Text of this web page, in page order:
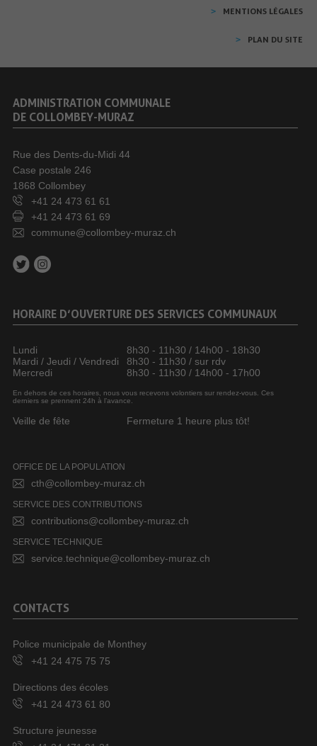
MENTIONS LÉGALES
PLAN DU SITE
ADMINISTRATION COMMUNALE
DE COLLOMBEY-MURAZ
Rue des Dents-du-Midi 44
Case postale 246
1868 Collombey
+41 24 473 61 61
+41 24 473 61 69
commune@collombey-muraz.ch
HORAIRE D’OUVERTURE DES SERVICES COMMUNAUX
Lundi
8h30 - 11h30 / 14h00 - 18h30
Mardi / Jeudi / Vendredi
8h30 - 11h30 / sur rdv
Mercredi
8h30 - 11h30 / 14h00 - 17h00
En dehors de ces horaires, nous vous recevons volontiers sur rendez-vous. Ces
derniers se prennent 24h à l’avance.
Veille de fête Fermeture 1 heure plus tôt!
OFFICE DE LA POPULATION
cth@collombey-muraz.ch
SERVICE DES CONTRIBUTIONS
contributions@collombey-muraz.ch
SERVICE TECHNIQUE
service.technique@collombey-muraz.ch
CONTACTS
Police municipale de Monthey
+41 24 475 75 75
Directions des écoles
+41 24 473 61 80
Structure jeunesse